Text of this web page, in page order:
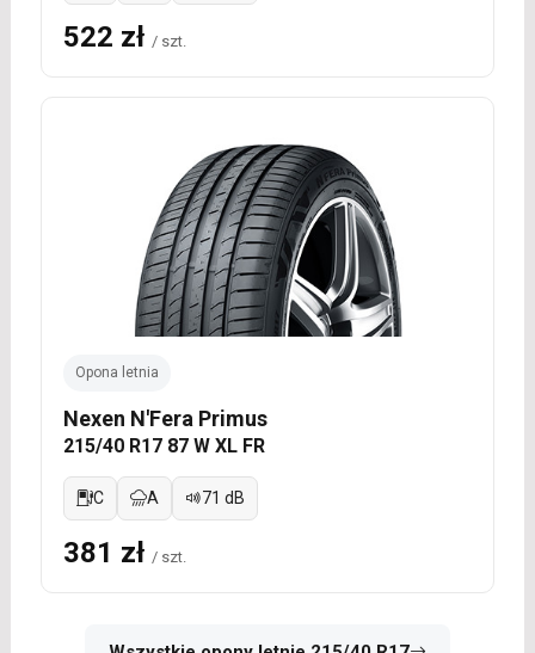
522 zł / szt.
Opona letnia
Nexen N'Fera Primus
215/40 R17 87 W XL FR
C A 71 dB
381 zł / szt.